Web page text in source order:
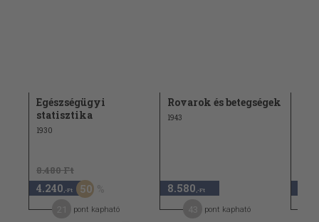
Egészségügyi
statisztika
1930
8.480 Ft
4.240 ,-Ft 50
pont kapható
Rovarok és betegségek
1943
8.580 ,-Ft
pont kapható